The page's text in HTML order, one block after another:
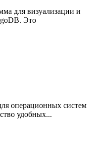
для визуализации и
Это
операционных систем
удобных...